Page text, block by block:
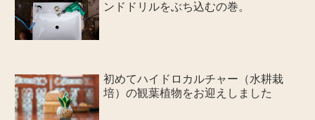
ンドドリルをぶち込むの巻。
初めてハイドロカルチャー（水耕栽
培）の観葉植物をお迎えしました